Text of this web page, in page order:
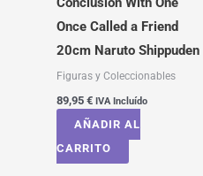
Once Called a Friend
20cm Naruto Shippuden
Figuras y Coleccionables
89,95 € IVA Incluído
AÑADIR AL
CARRITO